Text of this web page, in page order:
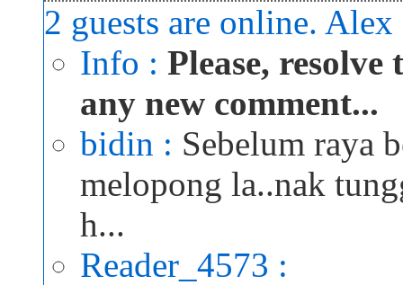
2 guests are online.
Info : Please,
any new comment...
bidin : Sebelum raya
melopong la..nak
h...
Reader_4573 :